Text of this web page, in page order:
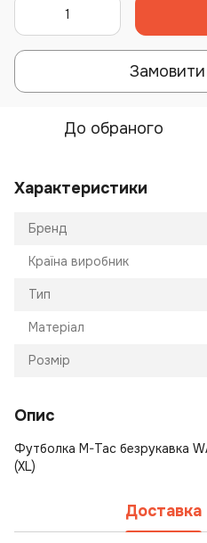
До обраного
Характеристики
Бренд
Країна виробник
Тип
Матеріал
Розмір
Опис
Футболка M-Tac безрукавка
(XL)
Доставка